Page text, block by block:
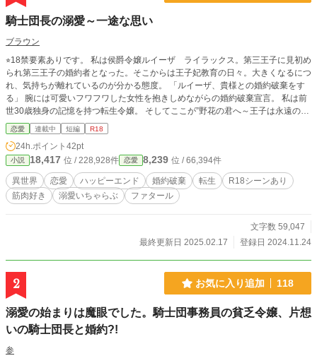
騎士団長の溺愛～一途な思い
ブラウン
⭐︎18禁要素ありです。 私は侯爵令嬢ルイーザ ライラックス。第三王子に見初め
られ第三王子の婚約者となった。そこからは王子妃教育の日々。大きくなるにつ
れ、気持ちが離れているのが分かる態度。 「ルイーザ、貴様との婚約破棄をす
る」 腕には可愛いフワフワした女性を抱きしめながらの婚約破棄宣言。 私は前
世30歳独身の記憶を持つ転生令嬢。 そしてここが”野花の君へ～王子は永遠の愛
を謳う”王道中の王道で、ベタな悪役令嬢断罪と王子たちの純愛を描いた小説の
中だった。 悪役令嬢？私が？断罪されるのはごめんだわ。 私が好きなのはほん
の少ししか出てこなかった騎士団長レオナルド様なのよ。 実物はいるの？いら
っしゃるのー？本物が見たい。陰ながら応援しているわ。 でも一縷の望みがあ
ればと密かに思うルイーザのドタバタな恋模様。
恋愛 連載中 短編 R18
24h.ポイント 42pt
小説 18,417 位 / 228,928件 恋愛 8,239 位 / 66,394件
異世界 恋愛 ハッピーエンド 婚約破棄 転生
R18シーンあり
筋肉好き
溺愛いちゃらぶ ファタール
文字数 59,047
最終更新日 2025.02.17
登録日 2024.11.24
2 お気に入り追加 118
溺愛の始まりは魔眼でした。騎士団事務員の貧乏令嬢、片想
いの騎士団長と婚約?!
参